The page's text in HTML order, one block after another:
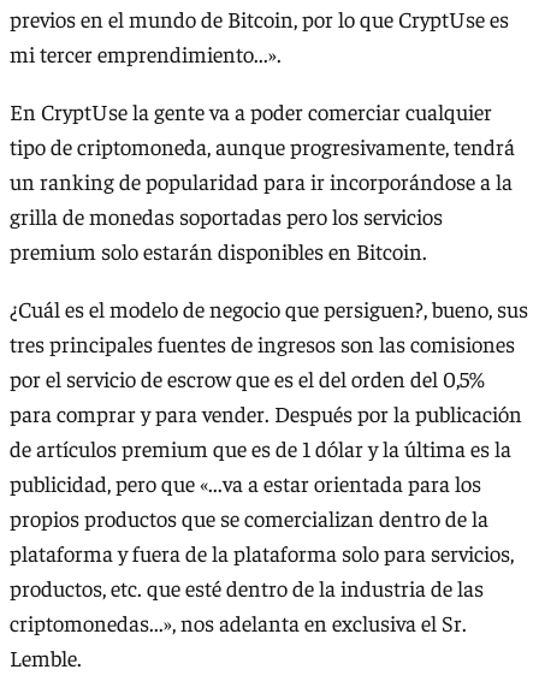
previos en el mundo de Bitcoin, por lo que CryptUse es
mi tercer emprendimiento...».
En CryptUse la gente va a poder comerciar cualquier
tipo de criptomoneda, aunque progresivamente, tendrá
un ranking de popularidad para ir incorporándose a la
grilla de monedas soportadas pero los servicios
premium solo estarán disponibles en Bitcoin.
¿Cuál es el modelo de negocio que persiguen?, bueno, sus
tres principales fuentes de ingresos son las comisiones
por el servicio de escrow que es el del orden del 0,5%
para comprar y para vender. Después por la publicación
de artículos premium que es de 1 dólar y la última es la
publicidad, pero que «...va a estar orientada para los
propios productos que se comercializan dentro de la
plataforma y fuera de la plataforma solo para servicios,
productos, etc. que esté dentro de la industria de las
criptomonedas...», nos adelanta en exclusiva el Sr.
Lemble.